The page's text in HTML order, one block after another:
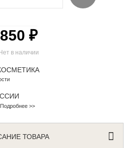
в наличии
850 ₽
>>
ТОВАРА